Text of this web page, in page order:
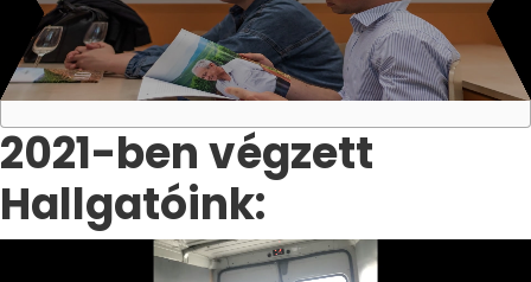
2021-ben végzett
Hallgatóink: